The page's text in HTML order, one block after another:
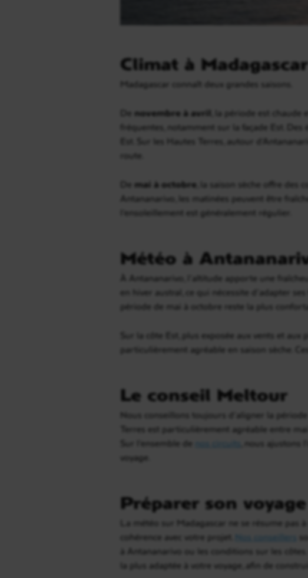
Climat à
Madagascar connaît deux grandes saisons.
De novembre à avril , la période est
fréquentes, notamment sur la façade Est.
Est. Sur les Hautes Terres, autour
route.
De mai à octobre , la saison sèche offre
Antananarivo, les matinées peuvent être
l’ensoleillement est généralement régulier.
Météo à
À Antananarivo, l’altitude apporte une
en hiver austral, ce qui nécessite d’adapter
période de mai à octobre reste la plus
Sur la côte Est, plus exposée aux vents et
particulièrement agréable en saison sèche.
Le conseil Meltour
Nous conseillons toujours d’aligner la
Terres est particulièrement agréable entre
Sur l’ensemble de
, nous
voyage.
Préparer son
La météo sur Madagascar ne se résume
cohérence avec votre projet.
à Antananarivo ou les conditions sur les
la plus adaptée à votre voyage, afin de